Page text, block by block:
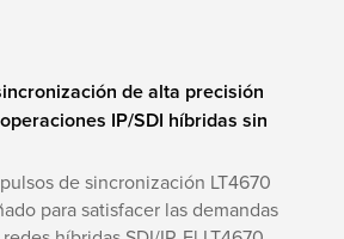
de alta precisión
IP/SDI híbridas sin
de sincronización LT4670
para satisfacer las demandas